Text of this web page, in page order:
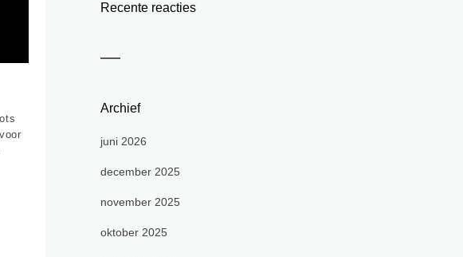
Recente reacties
Archief
juni 2026
december 2025
november 2025
oktober 2025